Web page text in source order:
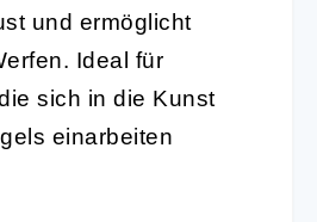
und ermöglicht
Ideal für
sich in die Kunst
einarbeiten